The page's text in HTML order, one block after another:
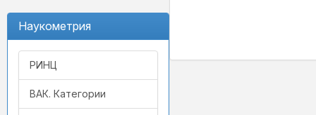
Наукометрия
РИНЦ
ВАК. Категории